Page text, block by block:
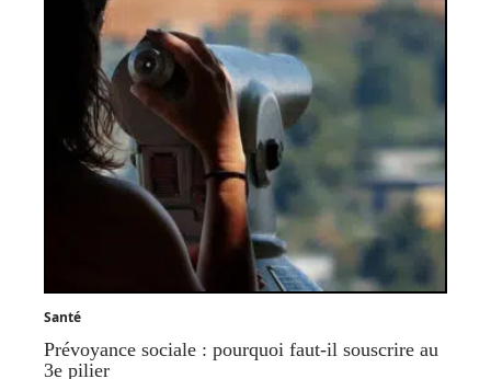
Santé
Prévoyance sociale : pourquoi faut-il souscrire au
3e pilier